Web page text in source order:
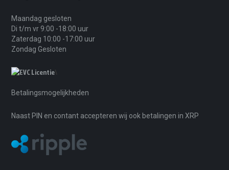
Maandag gesloten
Di t/m vr 9:00 -18:00 uur
Zaterdag 10:00 -17:00 uur
Zondag Gesloten
Betalingsmogelijkheden
Naast PIN en contant accepteren wij ook betalingen in XRP